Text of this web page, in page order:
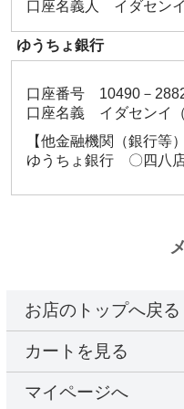
口座名義人 イダセン
ゆうちょ銀行
口座番号 10490－
口座名義 イダセンイ
【他金融機関（銀行等
ゆうちょ銀行 〇四
お店のトップへ戻る
カートを見る
マイページへ